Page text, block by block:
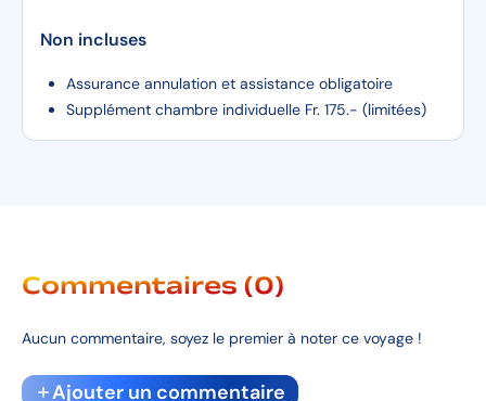
Non incluses
Assurance annulation et assistance obligatoire
Supplément chambre individuelle Fr. 175.- (limitées)
Commentaires (0)
Aucun commentaire, soyez le premier à noter ce voyage !
Ajouter un commentaire